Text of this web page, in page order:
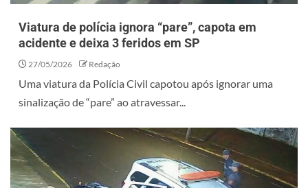
Viatura de polícia ignora “pare”, capota em
acidente e deixa 3 feridos em SP
27/05/2026 Redação
Uma viatura da Polícia Civil capotou após ignorar uma
sinalização de “pare” ao atravessar...